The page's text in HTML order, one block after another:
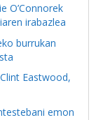
O’Connorek
irabazlea
burrukan
Eastwood,
emon